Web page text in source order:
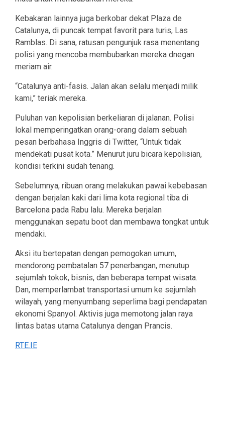
Kebakaran lainnya juga berkobar dekat Plaza de
Catalunya, di puncak tempat favorit para turis, Las
Ramblas. Di sana, ratusan pengunjuk rasa menentang
polisi yang mencoba membubarkan mereka dnegan
meriam air.
“Catalunya anti-fasis. Jalan akan selalu menjadi milik
kami,” teriak mereka.
Puluhan van kepolisian berkeliaran di jalanan. Polisi
lokal memperingatkan orang-orang dalam sebuah
pesan berbahasa Inggris di Twitter, “Untuk tidak
mendekati pusat kota.” Menurut juru bicara kepolisian,
kondisi terkini sudah tenang.
Sebelumnya, ribuan orang melakukan pawai kebebasan
dengan berjalan kaki dari lima kota regional tiba di
Barcelona pada Rabu lalu. Mereka berjalan
menggunakan sepatu boot dan membawa tongkat untuk
mendaki.
Aksi itu bertepatan dengan pemogokan umum,
mendorong pembatalan 57 penerbangan, menutup
sejumlah tokok, bisnis, dan beberapa tempat wisata.
Dan, memperlambat transportasi umum ke sejumlah
wilayah, yang menyumbang seperlima bagi pendapatan
ekonomi Spanyol. Aktivis juga memotong jalan raya
lintas batas utama Catalunya dengan Prancis.
RTE.IE